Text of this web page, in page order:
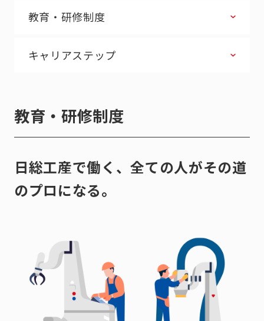
教育・研修制度
キャリアステップ
教育・研修制度
日総工産で働く、全ての人がその道
のプロになる。